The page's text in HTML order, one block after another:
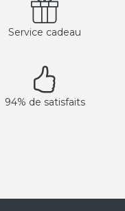
Service cadeau
94% de satisfaits